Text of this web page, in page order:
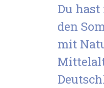
Du
den
mit